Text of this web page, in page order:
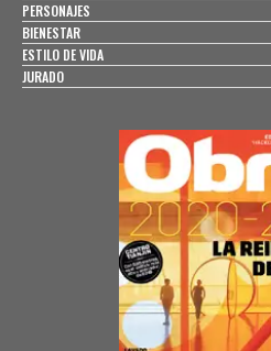
PERSONAJES
BIENESTAR
ESTILO DE VIDA
JURADO